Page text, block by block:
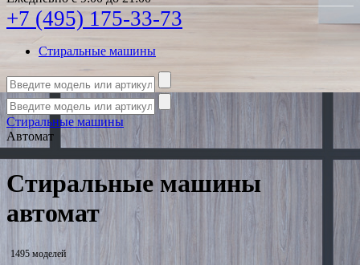
+7 (495) 175-33-73
Стиральные машины
Стиральные машины
Автомат
Стиральные машины
автомат
1495 моделей